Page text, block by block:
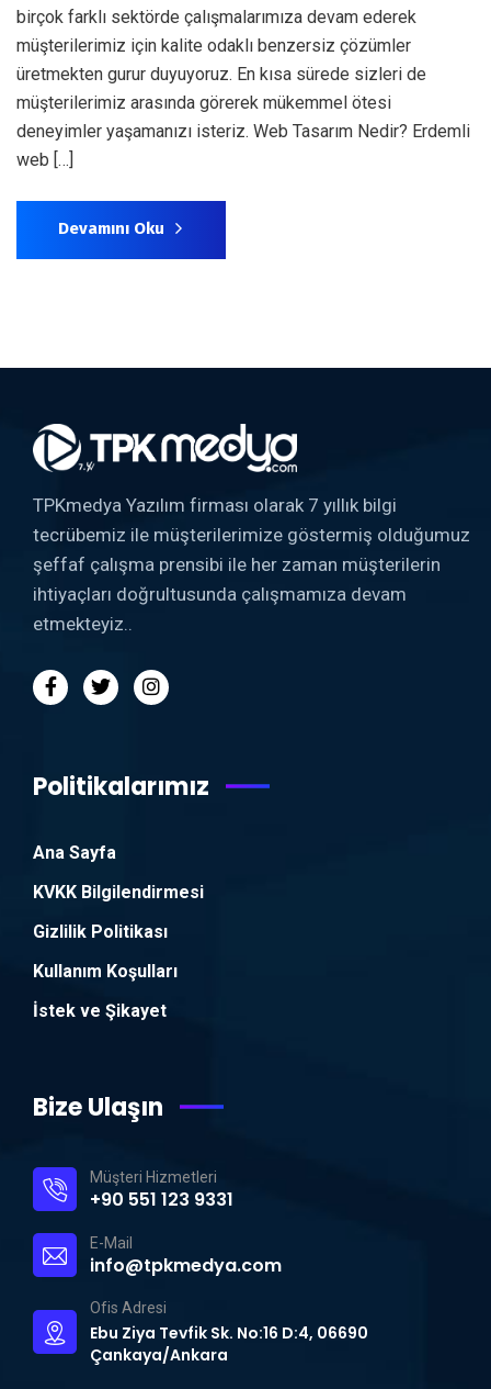
birçok farklı sektörde çalışmalarımıza devam ederek
müşterilerimiz için kalite odaklı benzersiz çözümler
üretmekten gurur duyuyoruz. En kısa sürede sizleri de
müşterilerimiz arasında görerek mükemmel ötesi
deneyimler yaşamanızı isteriz. Web Tasarım Nedir? Erdemli
web […]
Devamını Oku
TPKmedya Yazılım firması olarak 7 yıllık bilgi
tecrübemiz ile müşterilerimize göstermiş olduğumuz
şeffaf çalışma prensibi ile her zaman müşterilerin
ihtiyaçları doğrultusunda çalışmamıza devam
etmekteyiz..
Politikalarımız
Ana Sayfa
KVKK Bilgilendirmesi
Gizlilik Politikası
Kullanım Koşulları
İstek ve Şikayet
Bize Ulaşın
Müşteri Hizmetleri
+90 551 123 9331
E-Mail
info@tpkmedya.com
Ofis Adresi
Ebu Ziya Tevfik Sk. No:16 D:4, 06690
Çankaya/Ankara